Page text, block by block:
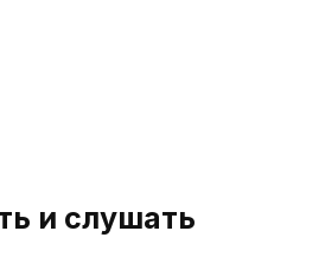
и слушать